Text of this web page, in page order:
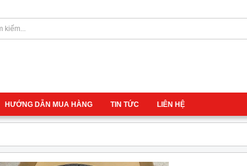
HƯỚNG DẪN MUA HÀNG TIN TỨC LIÊN HỆ